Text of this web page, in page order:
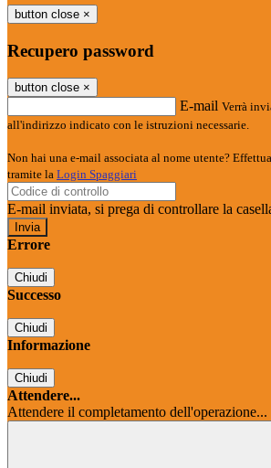
button close ×
Recupero password
button close ×
E-mail Verrà
all'indirizzo indicato con le istruzioni necessarie.
Non hai una e-mail associata al nome utente?
tramite la Login Spaggiari
E-mail inviata, si prega di controllare la
Errore
Chiudi
Successo
Chiudi
Informazione
Chiudi
Attendere...
Attendere il completamento dell'operazione...